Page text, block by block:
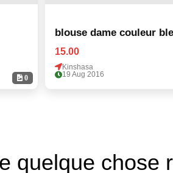
0
blouse dame couleur
15.00
Kinshasa
19 Aug 2016
quelque chose